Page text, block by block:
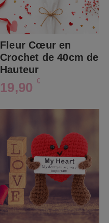
Fleur Cœur en
Crochet de 40cm de
Hauteur
19,90 €